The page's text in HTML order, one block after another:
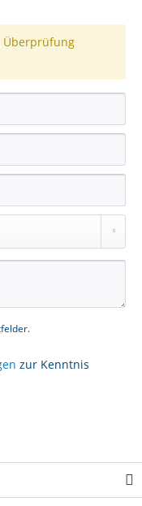
Überprüfung
zur Kenntnis